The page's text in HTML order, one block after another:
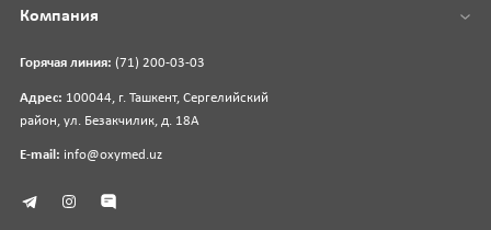
Горячая линия: (71) 200-03-03
Адрес: 100044, г. Ташкент, Сергелийский
район, ул. Безакчилик, д. 18А
E-mail: info@oxymed.uz
Компания